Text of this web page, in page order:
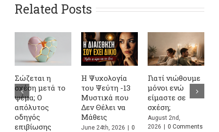
Related Posts
Σώζεται η
σχέση μετά το
ψέμα; Ο
απόλυτος
οδηγός
επιβίωσης
Η Ψυχολογία
του Ψεύτη -13
Μυστικά που
Δεν Θέλει να
Μάθεις
June 24th, 2026 | 0
Γιατί νιώθουμε
μόνοι ενώ
είμαστε σε
σχέση;
August 2nd,
2026 | 0 Comments